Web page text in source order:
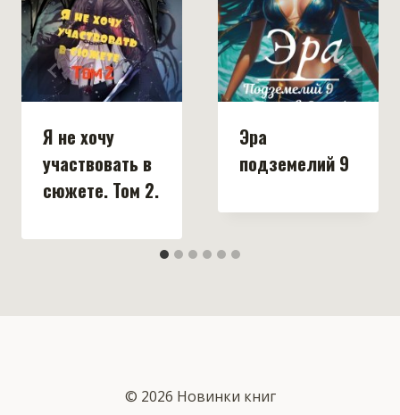
Я не хочу
участвовать в
сюжете. Том 2.
Эра
подземелий 9
© 2026 Новинки книг